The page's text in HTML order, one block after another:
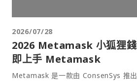
2026/07/28
2026 Metamask 小狐狸
即上手 Metamask
Metamask 是一款由 ConsenSys 推